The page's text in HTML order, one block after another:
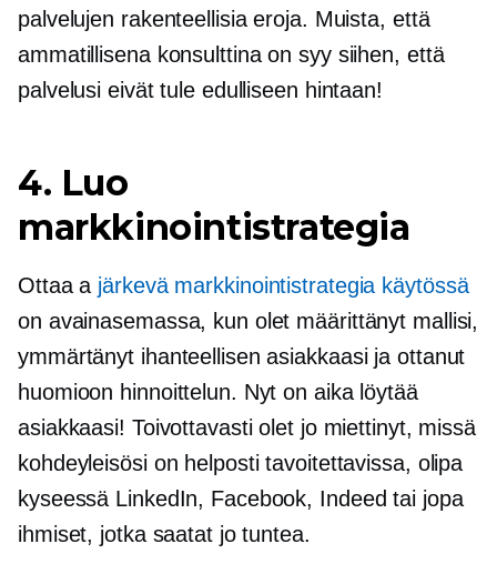
palvelujen rakenteellisia eroja. Muista, että
ammatillisena konsulttina on syy siihen, että
palvelusi eivät tule edulliseen hintaan!
4. Luo
markkinointistrategia
Ottaa a järkevä markkinointistrategia käytössä
on avainasemassa, kun olet määrittänyt mallisi,
ymmärtänyt ihanteellisen asiakkaasi ja ottanut
huomioon hinnoittelun. Nyt on aika löytää
asiakkaasi! Toivottavasti olet jo miettinyt, missä
kohdeyleisösi on helposti tavoitettavissa, olipa
kyseessä LinkedIn, Facebook, Indeed tai jopa
ihmiset, jotka saatat jo tuntea.